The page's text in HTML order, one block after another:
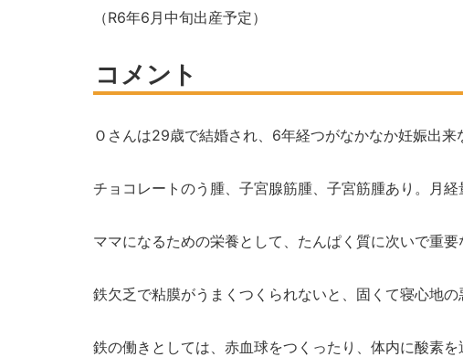
（R6年6月中旬出産予定）
コメント
Ｏさんは29歳で結婚され、 6年経つがなかなか妊娠出来
チョコレートのう腫、子宮腺筋腫、子宮筋腫あり。月経
ママになるための栄養として、たんぱく質に次いで重
鉄欠乏で粘膜がうまくつくられないと、固くて寝心地の
鉄の働きとしては、赤血球をつくったり、体内に酸素を